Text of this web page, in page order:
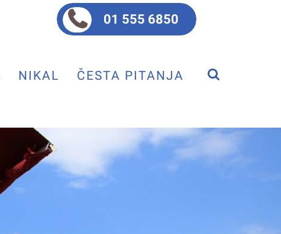
01 555 6850
NIKAL ČESTA PITANJA